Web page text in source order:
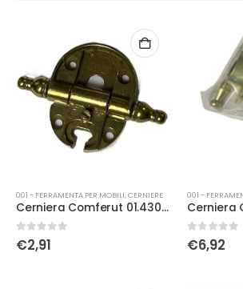
001 - FERRAMENTA PER MOBILI,CERNIERE
Cerniera Comferut 01.4304 brz
0Su 5
€2,91
001 -
0Su 5
€6,92